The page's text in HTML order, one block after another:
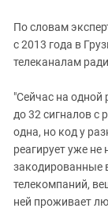
По словам
с 2013 года в
телеканалам
"Сейчас на одной
до 32 сигналов с
одна, но код у
реагирует уже
закодированные
телекомпаний,
ней проживает